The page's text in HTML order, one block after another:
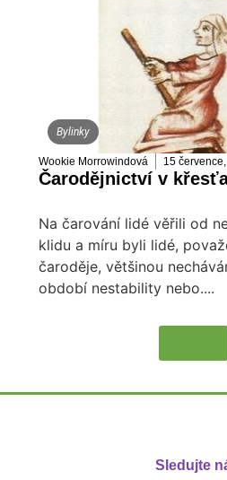
Bylinky
Wookie Morrowindová 15
Čarodějnictví v
Na čarování lidé věřili od
klidu a míru byli lidé,
čaroděje, většinou
období nestability nebo....
Sledujte